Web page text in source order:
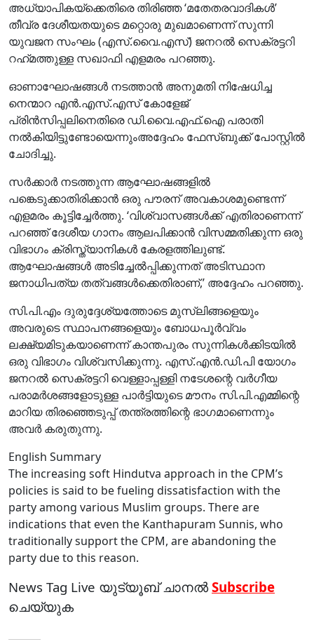
അധ്യാപികയ്ക്കെതിരെ തിരിഞ്ഞ ‘മതേതരവാദികള്‍’
തീവ്ര ദേശീയതയുടെ മറ്റൊരു മുഖമാണെന്ന് സുന്നി
യുവജന സംഘം (എസ്.വൈ.എസ്) ജനറല്‍ സെക്രട്ടറി
റഹ്‌മത്തുള്ള സഖാഫി എളമരം പറഞ്ഞു.
ഓണാഘോഷങ്ങള്‍ നടത്താന്‍ അനുമതി നിഷേധിച്ച
നെന്മാറ എന്‍.എസ്.എസ് കോളേജ്
പ്രിന്‍സിപ്പലിനെതിരെ ഡി.വൈ.എഫ്.ഐ പരാതി
നല്‍കിയിട്ടുണ്ടോയെന്നുംഅദ്ദേഹം ഫേസ്ബുക്ക് പോസ്റ്റില്‍
ചോദിച്ചു.
സര്‍ക്കാര്‍ നടത്തുന്ന ആഘോഷങ്ങളില്‍
പങ്കെടുക്കാതിരിക്കാന്‍ ഒരു പൗരന് അവകാശമുണ്ടെന്ന്
എളമരം കൂട്ടിച്ചേര്‍ത്തു. ‘വിശ്വാസങ്ങള്‍ക്ക് എതിരാണെന്ന്
പറഞ്ഞ് ദേശീയ ഗാനം ആലപിക്കാന്‍ വിസമ്മതിക്കുന്ന ഒരു
വിഭാഗം ക്രിസ്ത്യാനികള്‍ കേരളത്തിലുണ്ട്.
ആഘോഷങ്ങള്‍ അടിച്ചേല്‍പ്പിക്കുന്നത് അടിസ്ഥാന
ജനാധിപത്യ തത്വങ്ങള്‍ക്കെതിരാണ്,’ അദ്ദേഹം പറഞ്ഞു.
സി.പി.എം ദുരുദ്ദേശ്യത്തോടെ മുസ്ലിങ്ങളെയും
അവരുടെ സ്ഥാപനങ്ങളെയും ബോധപൂര്‍വ്വം
ലക്ഷ്യമിടുകയാണെന്ന് കാന്തപുരം സുന്നികള്‍ക്കിടയില്‍
ഒരു വിഭാഗം വിശ്വസിക്കുന്നു. എസ്.എന്‍.ഡി.പി യോഗം
ജനറല്‍ സെക്രട്ടറി വെള്ളാപ്പള്ളി നടേശന്റെ വര്‍ഗീയ
പരാമര്‍ശങ്ങളോടുള്ള പാര്‍ട്ടിയുടെ മൗനം സി.പി.എമ്മിന്റെ
മാറിയ തിരഞ്ഞെടുപ്പ് തന്ത്രത്തിന്റെ ഭാഗമാണെന്നും
അവര്‍ കരുതുന്നു.
English Summary
The increasing soft Hindutva approach in the CPM’s
policies is said to be fueling dissatisfaction with the
party among various Muslim groups. There are
indications that even the Kanthapuram Sunnis, who
traditionally support the CPM, are abandoning the
party due to this reason.
News Tag Live യുട്യൂബ് ചാനല്‍Subscribe
ചെയ്യുക